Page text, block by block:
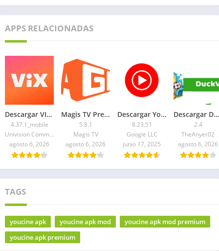
APPS RELACIONADAS
Descargar VIX Premium APK 2026 Gratis para Android
4.37.1_mobile
Univision Communications Inc.
agosto 6, 2026
Magis TV Premium APK 2026 para Android y Smart TV
5.8.1
Magis TV
agosto 6, 2026
Descargar YouTube Music Premium APK Desbloqueado Mediafire
8.23.51
Google LLC
junio 17, 2025
Descargar DuckVision APK 2026: Última versión
2.4
TheAnyer02
agosto 6, 2026
TAGS
youcine apk youcine apk mod
youcine apk mod premium
youcine apk premium